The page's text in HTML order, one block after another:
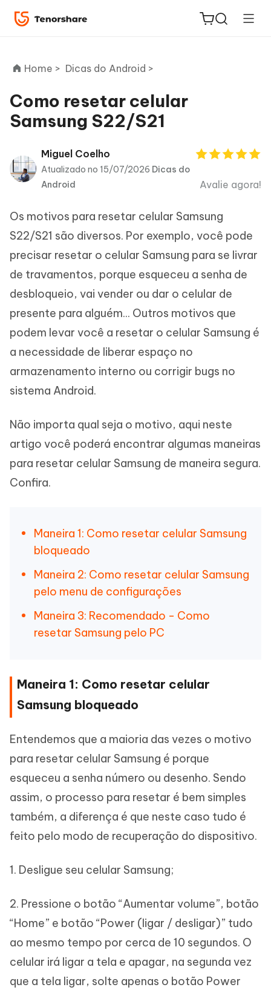
ReiBoot
PDNob
PDF
iAnyGo
Home > Dicas do Android >
Como resetar celular
Samsung S22/S21
Miguel Coelho
Atualizado no 15/07/2026 Dicas do
Android
Avalie agora!
Os motivos para resetar celular Samsung
S22/S21 são diversos. Por exemplo, você pode
precisar resetar o celular Samsung para se livrar
de travamentos, porque esqueceu a senha de
desbloqueio, vai vender ou dar o celular de
presente para alguém... Outros motivos que
podem levar você a resetar o celular Samsung é
a necessidade de liberar espaço no
armazenamento interno ou corrigir bugs no
sistema Android.
Não importa qual seja o motivo, aqui neste
artigo você poderá encontrar algumas maneiras
para resetar celular Samsung de maneira segura.
Confira.
Maneira 1: Como resetar celular Samsung
bloqueado
Maneira 2: Como resetar celular Samsung
pelo menu de configurações
Maneira 3: Recomendado - Como
resetar Samsung pelo PC
Maneira 1: Como resetar celular
Samsung bloqueado
Entendemos que a maioria das vezes o motivo
para resetar celular Samsung é porque
esqueceu a senha número ou desenho. Sendo
assim, o processo para resetar é bem simples
também, a diferença é que neste caso tudo é
feito pelo modo de recuperação do dispositivo.
1. Desligue seu celular Samsung;
2. Pressione o botão “Aumentar volume”, botão
“Home” e botão “Power (ligar / desligar)” tudo
ao mesmo tempo por cerca de 10 segundos. O
celular irá ligar a tela e apagar, na segunda vez
que a tela ligar, solte apenas o botão Power